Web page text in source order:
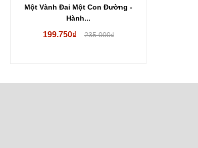
Một Vành Đai Một Con Đường -
Hành...
199.750₫ 235.000₫